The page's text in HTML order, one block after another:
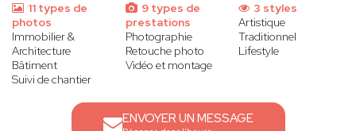
11 types de
photos
Immobilier &
Architecture
Bâtiment
Suivi de chantier
9 types de
prestations
Photographie
Retouche photo
Vidéo et montage
3 styles
Artistique
Traditionnel
Lifestyle
ENVOYER UN MESSAGE